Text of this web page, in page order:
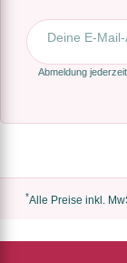
E-Mail-Adresse
Abmeldung
*Alle Preise inkl.